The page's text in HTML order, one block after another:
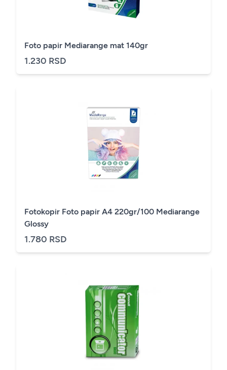
Foto papir Mediarange mat 140gr
1.230 RSD
Fotokopir Foto papir A4 220gr/100 Mediarange
Glossy
1.780 RSD